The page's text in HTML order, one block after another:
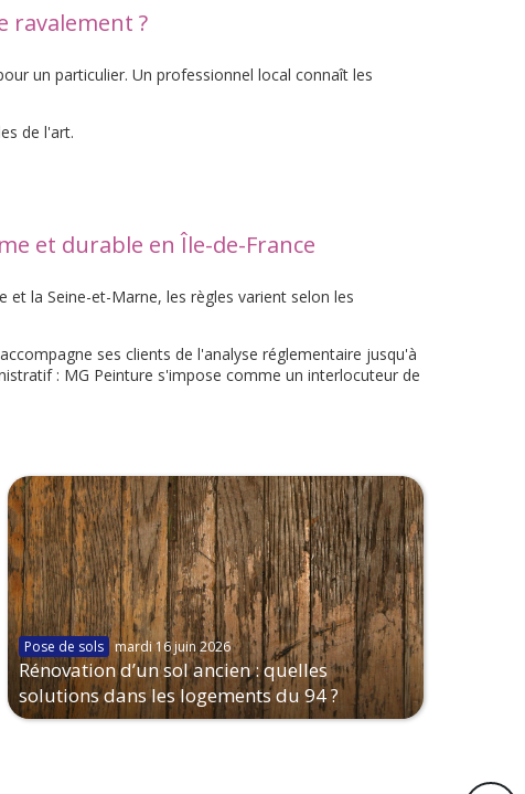
ravalement ?
un particulier. Un professionnel local connaît les
de l'art.
et durable en Île-de-France
la Seine-et-Marne, les règles varient selon les
accompagne ses clients de l'analyse réglementaire jusqu'à
: MG Peinture s'impose comme un interlocuteur de
Pose de sols mardi 16 juin 2026
Rénovation d’un sol ancien : quelles
solutions dans les logements du 94 ?